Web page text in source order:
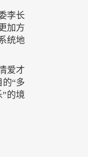
李长
加方
统地
爱才
“多
的境